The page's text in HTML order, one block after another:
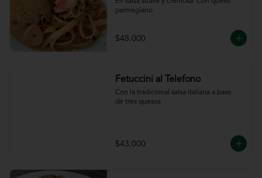
parmegiano
$48.000
Fetuccini al Telefono
Con la tradicional salsa italiana a base
de tres quesos
$43.000